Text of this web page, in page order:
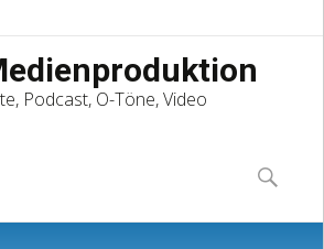
Podcast, O-Töne, Video
to
content
Suchen
nach: